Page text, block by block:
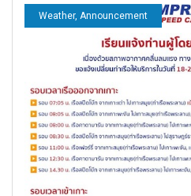
Weather, Announcement